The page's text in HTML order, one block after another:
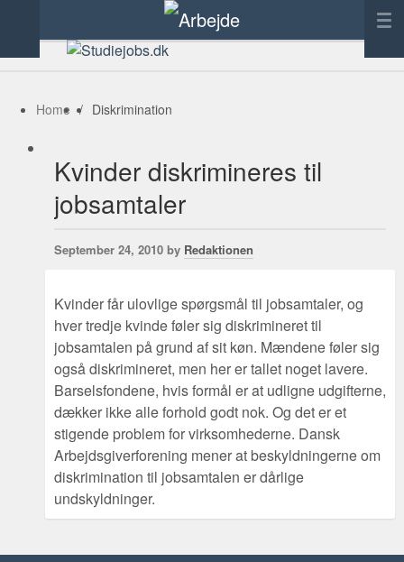
Annoncering
Kontakt
Home / Diskrimination
Kvinder diskrimineres til
jobsamtaler
September 24, 2010 by Redaktionen
Kvinder får ulovlige spørgsmål til jobsamtaler, og
hver tredje kvinde føler sig diskrimineret til
jobsamtalen på grund af sit køn. Mændene føler sig
også diskrimineret, men her er tallet noget lavere.
Barselsfondene, hvis formål er at udligne udgifterne,
dækker ikke alle forhold godt nok. Og det er et
stigende problem for virksomhederne. Dansk
Arbejdsgiverforening mener at beskyldningerne om
diskrimination til jobsamtalen er dårlige
undskyldninger.